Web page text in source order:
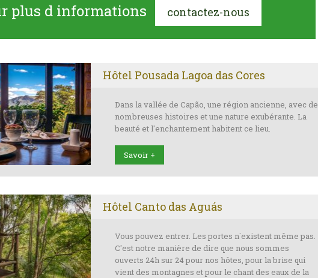
plus d informations contactez-nous
Hôtel Pousada Lagoa das Cores
Dans la vallée de Capão, une région ancienne, avec de
nombreuses histoires et une nature exubérante. La
beauté et l'enchantement habitent ce lieu.
Savoir +
Hôtel Canto das Aguás
Vous pouvez entrer. Les portes n´existent même pas.
C'est notre manière de dire que nous sommes
ouverts 24h sur 24 pour nos hôtes, pour la brise qui
vient des montagnes et pour le chant des eaux de la